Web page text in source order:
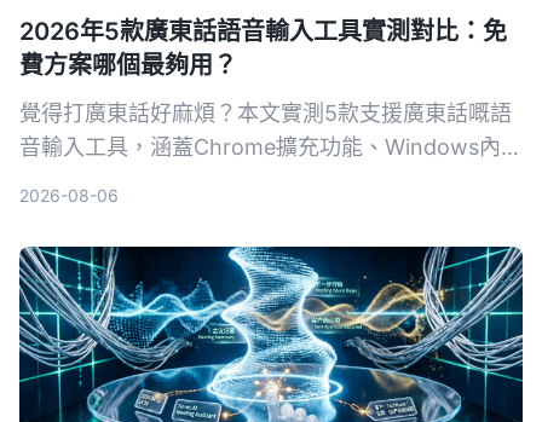
2026年5款廣東話語音輸入工具實測對比：免
費方案哪個最夠用？
覺得打廣東話好麻煩？本文實測5款支援廣東話嘅語
音輸入工具，涵蓋Chrome擴充功能、Windows內
2026-08-06